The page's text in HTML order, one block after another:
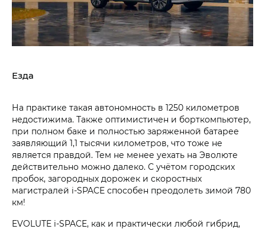
Езда
На практике такая автономность в 1250 километров
недостижима. Также оптимистичен и борткомпьютер,
при полном баке и полностью заряженной батарее
заявляющий 1,1 тысячи километров, что тоже не
является правдой. Тем не менее уехать на Эволюте
действительно можно далеко. С учётом городских
пробок, загородных дорожек и скоростных
магистралей i‑SPACE способен преодолеть зимой 780
км!
EVOLUTE i‑SPACE, как и практически любой гибрид,